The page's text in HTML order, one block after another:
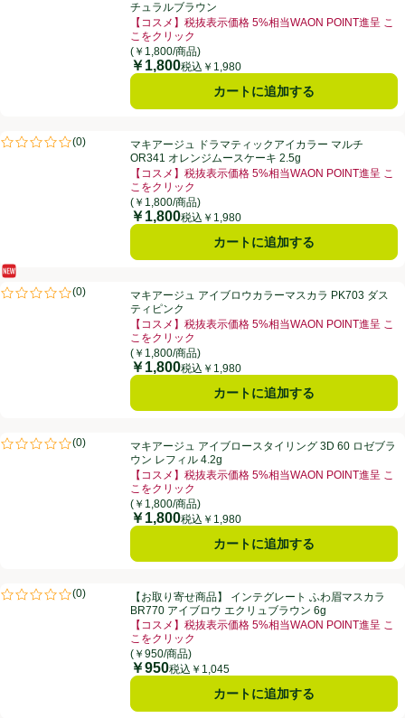
チュラルブラウン
【コスメ】税抜表示価格 5%相当WAON POINT進呈 こ
こをクリック
お買い得品名：【コスメ】税抜表示価格 5%相当
(￥1,800/商品)
価格
￥1,800税込￥1,980
カートに追加する
マキアージュ ドラマティックアイカラー マルチ OR341 オレンジムー
(0)
評価は0件のレビューで5点中0.0点。マキアージュ ドラマティックアイカラー マルチ
OR341 オレンジムースケーキ 2.5g
【コスメ】税抜表示価格 5%相当WAON POINT進呈 こ
こをクリック
お買い得品名：【コスメ】税抜表示価格 5%相当
(￥1,800/商品)
価格
￥1,800税込￥1,980
カートに追加する
マキアージュ アイブロウカラーマスカラ PK703 ダスティピンク
新商品
(0)
評価は0件のレビューで5点中0.0点。マキアージュ アイブロウカラーマスカラ PK703 ダス
ティピンク
【コスメ】税抜表示価格 5%相当WAON POINT進呈 こ
こをクリック
お買い得品名：【コスメ】税抜表示価格 5%相当
(￥1,800/商品)
価格
￥1,800税込￥1,980
カートに追加する
マキアージュ アイブロースタイリング 3D 60 ロゼブラウン レフィル
(0)
評価は0件のレビューで5点中0.0点。マキアージュ アイブロースタイリング 3D 60 ロゼブラ
ウン レフィル 4.2g
【コスメ】税抜表示価格 5%相当WAON POINT進呈 こ
こをクリック
お買い得品名：【コスメ】税抜表示価格 5%相当
(￥1,800/商品)
価格
￥1,800税込￥1,980
カートに追加する
【お取り寄せ商品】 インテグレート ふわ眉マスカラ BR770 アイブロ
(0)
評価は0件のレビューで5点中0.0点。【お取り寄せ商品】 インテグレート ふわ眉マスカラ
BR770 アイブロウ エクリュブラウン 6g
【コスメ】税抜表示価格 5%相当WAON POINT進呈 こ
こをクリック
お買い得品名：【コスメ】税抜表示価格 5%相当
(￥950/商品)
価格
￥950税込￥1,045
カートに追加する